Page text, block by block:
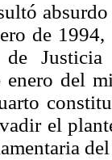
de 1994,
enero del
el